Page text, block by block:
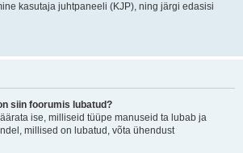
kasutaja juhtpaneeli (KJP), ning järgi edasisi
siin foorumis lubatud?
ise, milliseid tüüpe manuseid ta lubab ja
millised on lubatud, võta ühendust